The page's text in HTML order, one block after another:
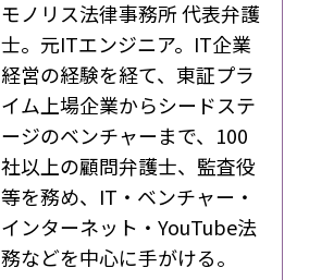
モノリス法律事務所 代表弁護
士。元ITエンジニア。IT企業
経営の経験を経て、東証プラ
イム上場企業からシードステ
ージのベンチャーまで、100
社以上の顧問弁護士、監査役
等を務め、IT・ベンチャー・
インターネット・YouTube法
務などを中心に手がける。